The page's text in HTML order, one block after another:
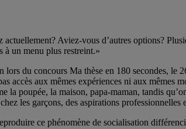
Aviez-vous d’autres options?
à un menu plus restreint.»
lors du concours Ma thèse en 180 secondes,
accès aux mêmes expériences ni aux
la poupée, la maison, papa-maman, tandis
les garçons, des aspirations
ce phénomène de socialisation